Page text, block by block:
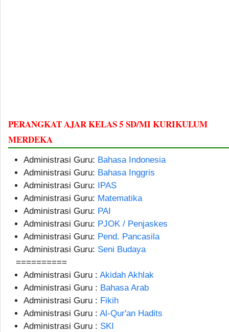
PERANGKAT AJAR KELAS 5 SD/MI KURIKULUM
MERDEKA
Administrasi Guru: Bahasa Indonesia
Administrasi Guru: Bahasa Inggris
Administrasi Guru:
IPAS
Administrasi Guru: Matematika
Administrasi Guru: PAI
Administrasi Guru: PJOK / Penjaskes
Administrasi Guru: Pend. Pancasila
Administrasi Guru: Seni Budaya
==========
Administrasi Guru : Akidah Akhlak
Administrasi Guru : Bahasa Arab
Administrasi Guru : Fikih
Administrasi Guru : Al-Qur'an Hadits
Administrasi Guru : SKI